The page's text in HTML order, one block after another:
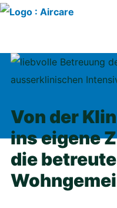
Skip
Von der
ins eigene
die betreute